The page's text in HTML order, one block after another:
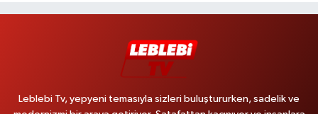
Leblebi Tv, yepyeni temasıyla sizleri buluştururken, sadelik ve